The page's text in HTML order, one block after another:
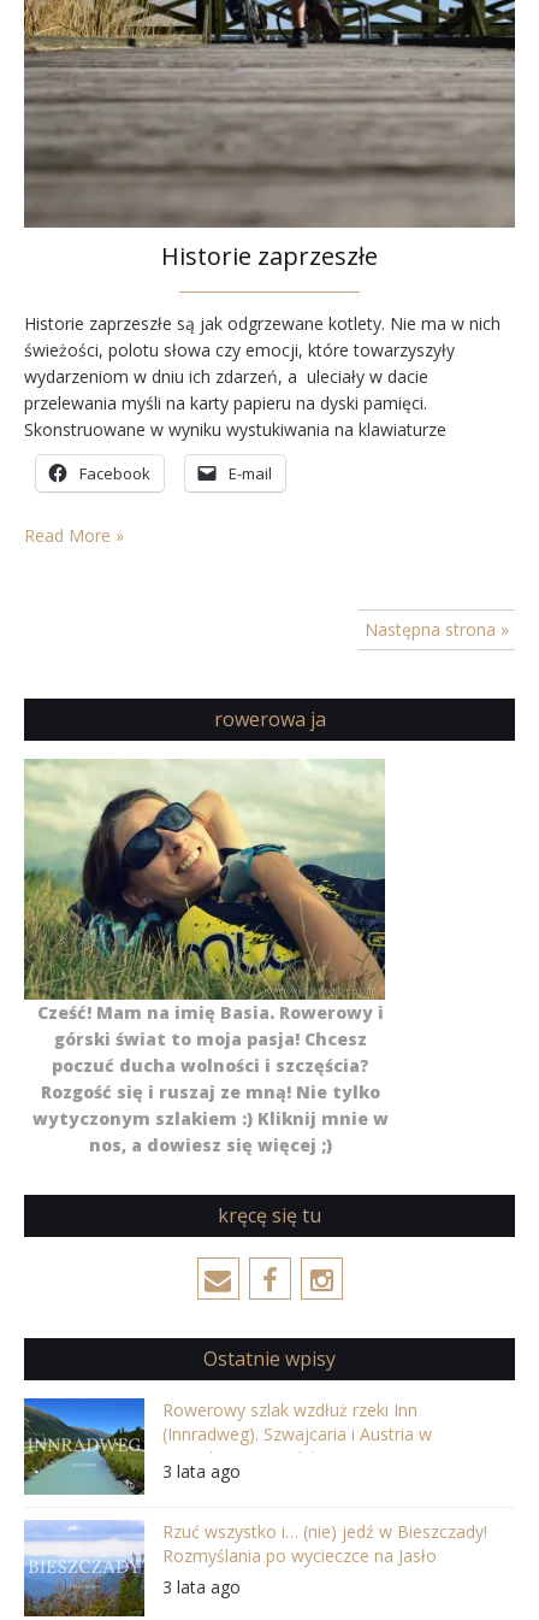
Historie zaprzeszłe
Historie zaprzeszłe są jak odgrzewane kotlety. Nie ma w nich
świeżości, polotu słowa czy emocji, które towarzyszyły
wydarzeniom w dniu ich zdarzeń, a uleciały w dacie
przelewania myśli na karty papieru na dyski pamięci.
Skonstruowane w wyniku wystukiwania na klawiaturze
kolejnych liter słowa, tworzą zdania, a te w swych akapitach i
kolejnych rozdziałach są odzwierciedleniem zdarzeń. Kolumna
Facebook E-mail
Read More »
Następna strona »
rowerowa ja
Cześć! Mam na imię Basia. Rowerowy i
górski świat to moja pasja! Chcesz
poczuć ducha wolności i szczęścia?
Rozgość się i ruszaj ze mną! Nie tylko
wytyczonym szlakiem :) Kliknij mnie w
nos, a dowiesz się więcej ;)
kręcę się tu
Ostatnie wpisy
Rowerowy szlak wzdłuż rzeki Inn
(Innradweg). Szwajcaria i Austria w
najpiękniejszej odsłonie
3 lata ago
Rzuć wszystko i… (nie) jedź w Bieszczady!
Rozmyślania po wycieczce na Jasło
3 lata ago